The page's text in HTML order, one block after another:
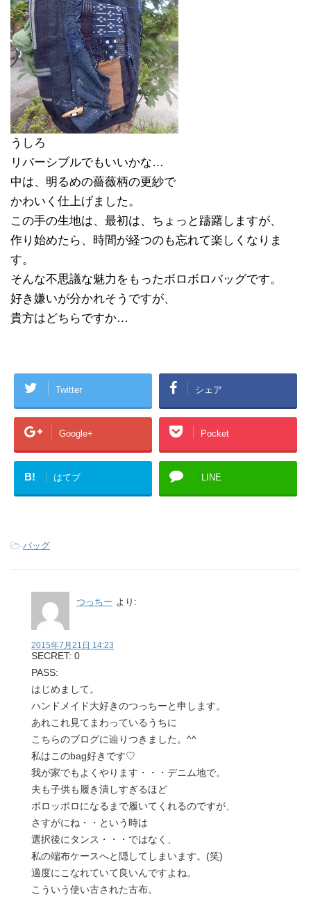
うしろ
リバーシブルでもいいかな…
中は、明るめの薔薇柄の更紗で
かわいく仕上げました。
この手の生地は、最初は、ちょっと躊躇しますが、
作り始めたら、時間が経つのも忘れて楽しくなりま
す。
そんな不思議な魅力をもったボロボロバッグです。
好き嫌いが分かれそうですが、
貴方はどちらですか…
Twitter シェア
Google+ Pocket
B! はてブ LINE
-バッグ
つっちー より:
2015年7月21日 14:23
SECRET: 0
PASS:
はじめまして。
ハンドメイド大好きのつっちーと申します。
あれこれ見てまわっているうちに
こちらのブログに辿りつきました。^^
私はこのbag好きです♡
我が家でもよくやります・・・デニム地で。
夫も子供も履き潰しすぎるほど
ボロッボロになるまで履いてくれるのですが、
さすがにね・・という時は
選択後にタンス・・・ではなく、
私の端布ケースへと隠してしまいます。(笑)
適度にこなれていて良いんですよね。
こういう使い古された古布。